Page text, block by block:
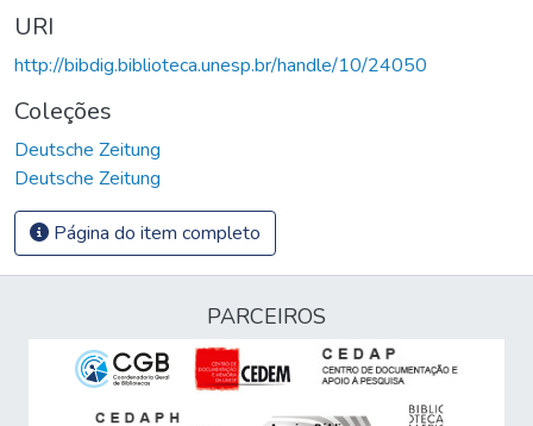
URI
http://bibdig.biblioteca.unesp.br/handle/10/24050
Coleções
Deutsche Zeitung
Deutsche Zeitung
Página do item completo
PARCEIROS